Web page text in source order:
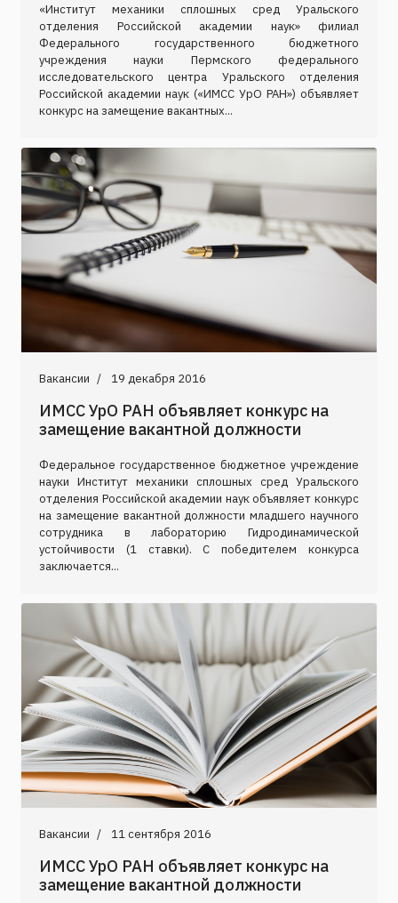
«Институт механики сплошных сред Уральского
отделения Российской академии наук» филиал
Федерального государственного бюджетного
учреждения науки Пермского федерального
исследовательского центра Уральского отделения
Российской академии наук («ИМСС УрО РАН») объявляет
конкурс на замещение вакантных...
Вакансии 19 декабря 2016
ИМСС УрО РАН объявляет конкурс на
замещение вакантной должности
Федеральное государственное бюджетное учреждение
науки Институт механики сплошных сред Уральского
отделения Российской академии наук объявляет конкурс
на замещение вакантной должности младшего научного
сотрудника в лабораторию Гидродинамической
устойчивости (1 ставки). C победителем конкурса
заключается...
Вакансии 11 сентября 2016
ИМСС УрО РАН объявляет конкурс на
замещение вакантной должности